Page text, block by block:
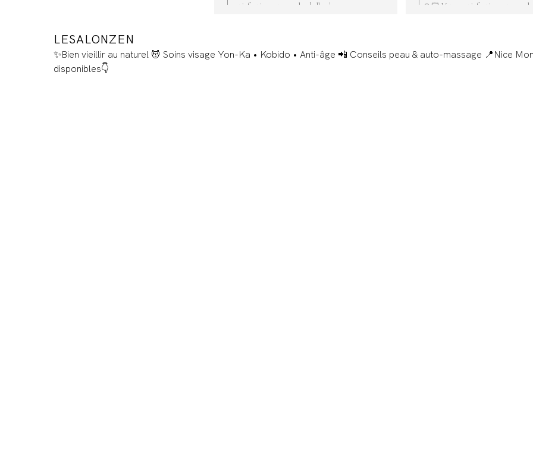
Merci et bravo
Blanche de Castille Nice
satisfaction est ma plus belle récompense.
🙏🏻 Votre satisfaction est ma
LESALONZEN
✨Bien vieillir au naturel 💆 Soins visage Yon-Ka • Kobido • Anti-âge 📲 Conseils peau & auto-massage 📍Nice
disponibles👇